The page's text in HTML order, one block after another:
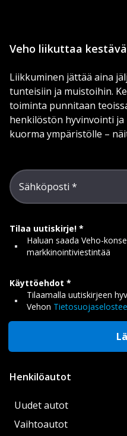
Veho liikuttaa
Liikkuminen jättää aina
tunteisiin ja muistoihin.
toiminta punnitaan
henkilöstön hyvinvointi ja
kuorma ympäristölle –
Sähköposti
Tilaa uutiskirje!
Haluan saada Veho-
markkinointiviestintää
Käyttöehdot
Tilaamalla uutiskirjeen
Vehon
Henkilöautot
Uudet autot
Vaihtoautot